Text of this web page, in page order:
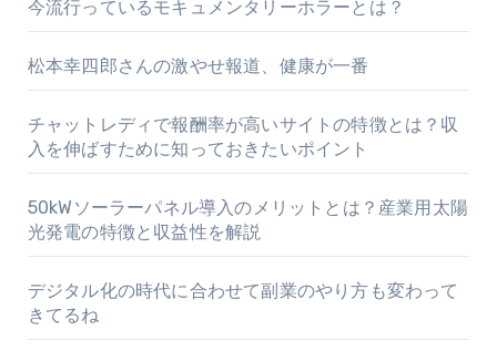
今流行っているモキュメンタリーホラーとは？
松本幸四郎さんの激やせ報道、健康が一番
チャットレディで報酬率が高いサイトの特徴とは？収
入を伸ばすために知っておきたいポイント
50kWソーラーパネル導入のメリットとは？産業用太陽
光発電の特徴と収益性を解説
デジタル化の時代に合わせて副業のやり方も変わって
きてるね